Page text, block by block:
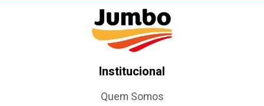
Institucional
Quem Somos